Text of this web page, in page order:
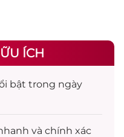
ÍCH
bật trong ngày
và chính xác